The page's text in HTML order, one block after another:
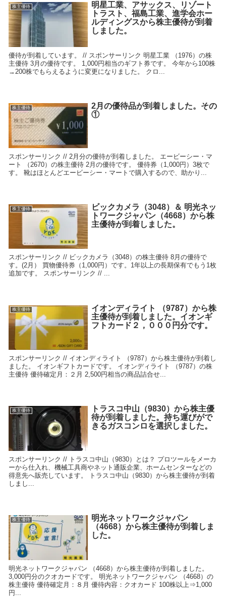
株主優待
明星工業、アサックス、リゾート
トラスト、福島工業、進学会ホー
ルディングスから株主優待が到着
しました。
優待が到着しています。 // スポンサーリンク 明星工業 （1976）の株
主優待 3月の優待です。 1,000円相当のギフト券です。 今年から100株
→200株でもらえるように変更になりました。 クロ...
株主優待
2月の優待品が到着しました。その
①
スポンサーリンク // 2月分の優待が到着しました。 エービーシー・マ
ート （2670）の株主優待 2月の優待です。 優待券（1,000円）3枚で
す。 靴はほとんどエービーシー・マートで購入するので、助かり...
株主優待
ビックカメラ（3048）＆ 明光ネッ
トワークジャパン（4668）から株
主優待が到着しました。
スポンサーリンク // ビックカメラ（3048）の株主優待 8月の優待で
す。(2月） 買物優待券（1,000円）です。1年以上の長期保有でもう1枚
追加です。 スポンサーリンク // ...
株主優待
イオンディライト （9787）から株
主優待が到着しました。イオンギ
フトカード２，０００円分です。
スポンサーリンク // イオンディライト （9787）から株主優待が到着し
ました。 イオンギフトカードです。 イオンディライト （9787）の株
主優待 優待確定月：２月 2,500円相当の商品詰合せ...
株主優待
トラスコ中山（9830）から株主優
待が到着しました。持ち運びがで
きるガスコンロを選択しました。
スポンサーリンク // トラスコ中山（9830）とは？ プロツールをメーカ
ーから仕入れ、機械工具商やネット通販企業、ホームセンターなどの
得意先へ販売しています。 トラスコ中山（9830）から株主優待が到着
しまし...
株主優待
明光ネットワークジャパン
（4668）から株主優待が到着しま
した。
明光ネットワークジャパン （4668）から株主優待が到着しました。
3,000円分のクオカードです。 明光ネットワークジャパン （4668）の
株主優待 優待確定月：８月 優待内容：クオカード 100株以上⇒1,000
円...